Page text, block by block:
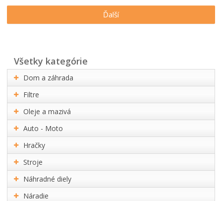
Ďalší
všetky kategórie
Dom a záhrada
Filtre
Oleje a mazivá
Auto - Moto
Hračky
Stroje
Náhradné diely
Náradie